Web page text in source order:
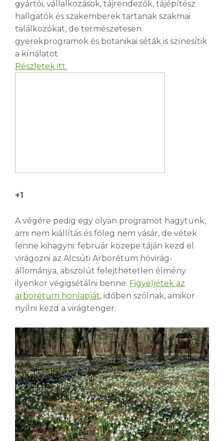
gyártói, vállalkozások, tájrendezők, tájépítész
hallgatók és szakemberek tartanak szakmai
találkozókat, de természetesen
gyerekprogramok és botanikai séták is színesítik
a kínálatot.
Részletek itt.
+1
A végére pedig egy olyan programot hagytunk,
ami nem kiállítás és főleg nem vásár, de vétek
lenne kihagyni: február közepe táján kezd el
virágozni az Alcsúti Arborétum hóvirág-
állománya, abszolút felejthetetlen élmény
ilyenkor végigsétálni benne. Figyeljétek az
arborétum honlapját, időben szólnak, amikor
nyílni kezd a virágtenger.